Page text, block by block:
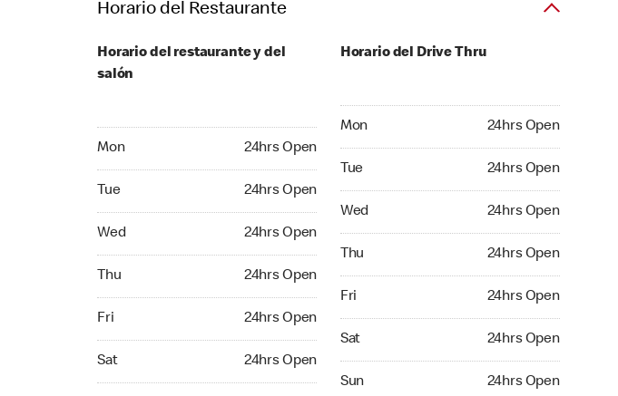
Horario del Restaurante
Horario del restaurante y del
salón
Mon 24hrs Open
Tue 24hrs Open
Wed 24hrs Open
Thu 24hrs Open
Fri 24hrs Open
Sat 24hrs Open
Horario del Drive Thru
Mon 24hrs Open
Tue 24hrs Open
Wed 24hrs Open
Thu 24hrs Open
Fri 24hrs Open
Sat 24hrs Open
Sun 24hrs Open